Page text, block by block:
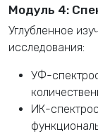
Модуль 4:
Углубленное
исследования:
УФ-
ИК-